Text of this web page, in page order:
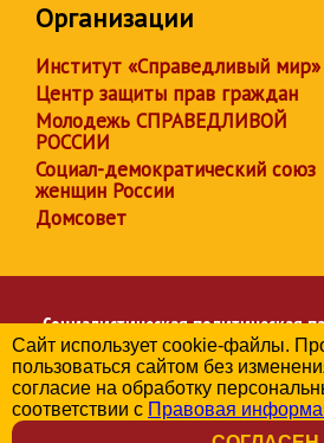
Организации
Институт «Справедливый мир»
Центр защиты прав граждан
Молодежь СПРАВЕДЛИВОЙ
РОССИИ
Социал-демократический союз
женщин России
Домсовет
Социалистическая политическая
РОССИЯ
Региональное отделение партии
© 2006-2026
Политика в отношении обработки
Сайт использует cookie-файлы.
пользоваться сайтом без
согласие на обработку
соответствии с Правовая